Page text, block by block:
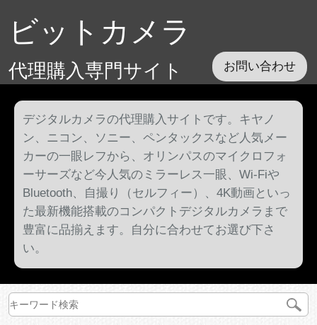
ビットカメラ
代理購入専門サイト お問い合わせ
デジタルカメラの代理購入サイトです。キヤノ
ン、ニコン、ソニー、ペンタックスなど人気メー
カーの一眼レフから、オリンパスのマイクロフォ
ーサーズなど今人気のミラーレス一眼、Wi-Fiや
Bluetooth、自撮り（セルフィー）、4K動画といっ
た最新機能搭載のコンパクトデジタルカメラまで
豊富に品揃えます。自分に合わせてお選び下さ
い。